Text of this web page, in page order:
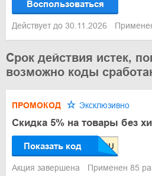
Воспользоваться
Действует до 30.11.2026
Срок действия истек,
возможно коды
ПРОМОКОД Эксклюзивно
Скидка 5% на товары без
Показать код
Акция завершена Применен 85